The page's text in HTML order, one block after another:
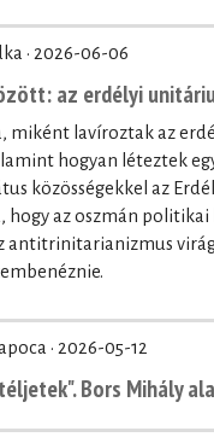
· 2026-06-06
az erdélyi
miként lavíroztak az
hogyan léteztek
közösségekkel az
hogy az oszmán
antitrinitarianizmus
· 2026-05-12
Bors Mihály